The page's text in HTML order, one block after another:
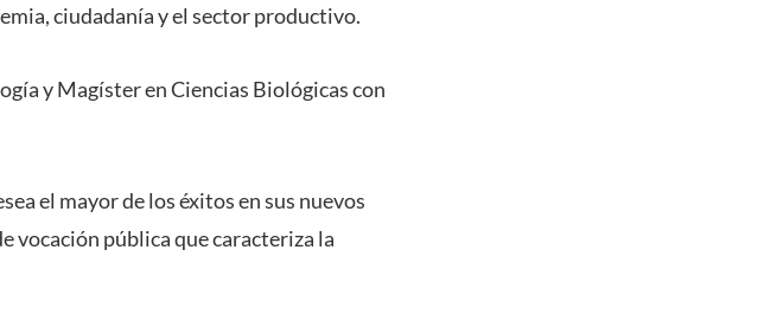
ciudadanía y el sector productivo.
y Magíster en Ciencias Biológicas con
el mayor de los éxitos en sus nuevos
vocación pública que caracteriza la